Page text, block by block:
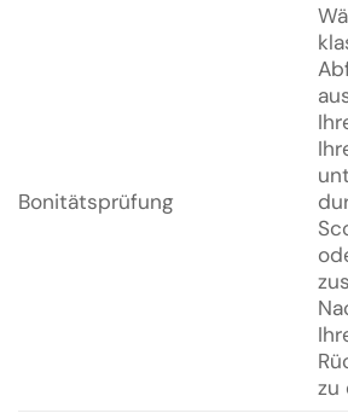
Bonitätsprüfung
zu